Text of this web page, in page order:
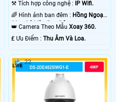
⚒ Tích hợp công nghệ : IP Wifi.
🌈 Hình ảnh ban đêm : Hồng Ngoại
30m Có Màu Ban Ðêm.
👑 Camera Theo MẫuXoay 360.
️₤ Ưu Điểm :Thu Âm Và Loa.
22